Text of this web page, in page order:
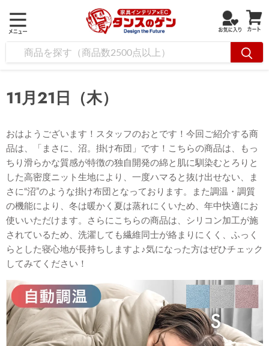
11月21日（木）
おはようございます！スタッフのおとです！今回ご紹介する商
品は、「まさに、沼。掛け布団」です！こちらの商品は、もっ
ちり滑らかな質感が特徴の独自開発の綿と肌に馴染むとろりと
した高密度ニット生地により、一度ハマると抜け出せない、ま
さに“沼”のような掛け布団となっております。また調温・調質
の機能により、冬は暖かく夏は蒸れにくいため、年中快適にお
使いいただけます。さらにこちらの商品は、シリコン加工が施
されているため、洗濯しても繊維同士が絡まりにくく、ふっく
らとした寝心地が長持ちしますよ♪気になった方はぜひチェック
してみてください！